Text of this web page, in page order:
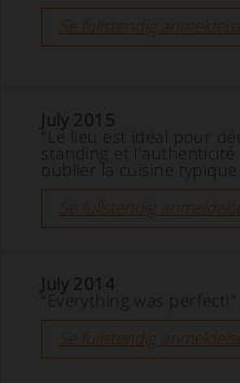
Se fullstendig
July 2015
“Le lieu est idéal pour
standing et
oublier la cuisine typique
Se fullstendig
July 2014
“Everything was perfect!”
Se fullstendig